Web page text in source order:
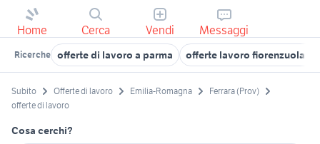
Home Cerca Vendi Messaggi
Ricerche offerte di lavoro a parma offerte lavoro fiorenzuola
Subito Offerte di lavoro Emilia-Romagna
Ferrara (Prov)
offerte di lavoro
Cosa cerchi?